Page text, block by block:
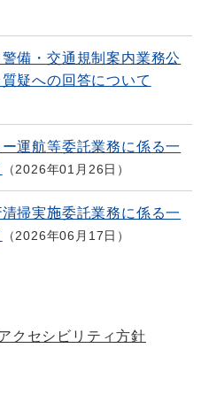
備・交通規制案内業務公
疑への回答について
運航等委託業務に係る一
2026年01月26日
掃実施委託業務に係る一
2026年06月17日
クセシビリティ方針